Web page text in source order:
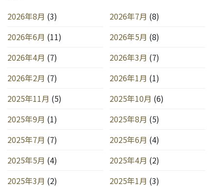
2026年8月 (3) 2026年7月 (8)
2026年6月 (11) 2026年5月 (8)
2026年4月 (7) 2026年3月 (7)
2026年2月 (7) 2026年1月 (1)
2025年11月 (5) 2025年10月 (6)
2025年9月 (1) 2025年8月 (5)
2025年7月 (7) 2025年6月 (4)
2025年5月 (4) 2025年4月 (2)
2025年3月 (2) 2025年1月 (3)